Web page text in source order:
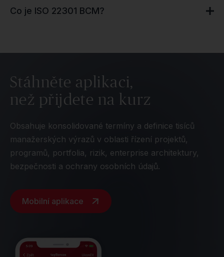
Co je ISO 22301 BCM?
Stáhněte aplikaci,
než přijdete na kurz
Obsahuje konsolidované termíny a definice tisíců
manažerských výrazů v oblasti řízení projektů,
programů, portfolia, rizik, enterprise architektury,
bezpečnosti a ochrany osobních údajů.
Mobilní aplikace